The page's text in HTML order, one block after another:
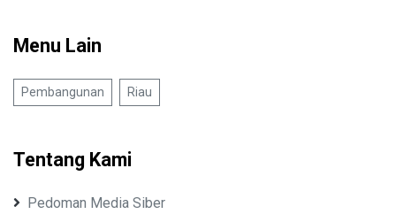
Menu Lain
Pembangunan Riau
Tentang Kami
Pedoman Media Siber